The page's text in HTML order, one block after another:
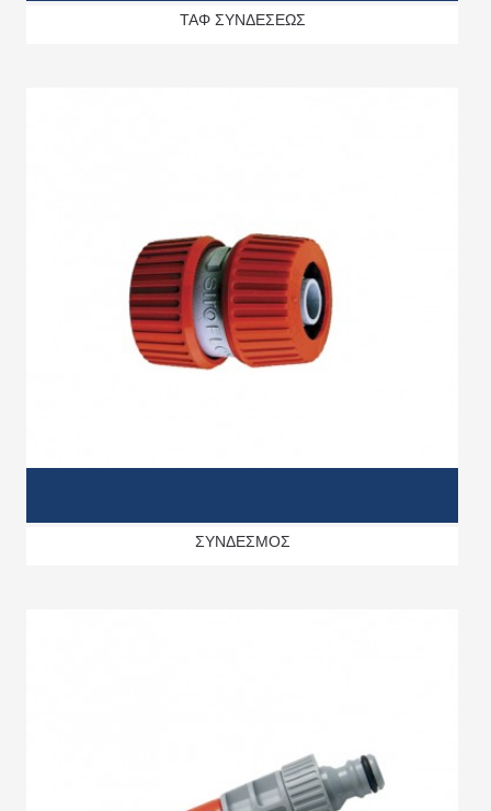
ΤΑΦ ΣΥΝΔΕΣΕΩΣ
ΣΥΝΔΕΣΜΟΣ